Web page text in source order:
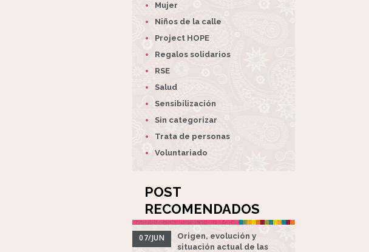
Mujer
Niños de la calle
Project HOPE
Regalos solidarios
RSE
Salud
Sensibilización
Sin categorizar
Trata de personas
Voluntariado
POST
RECOMENDADOS
07/JUN
Origen, evolución y
situación actual de las